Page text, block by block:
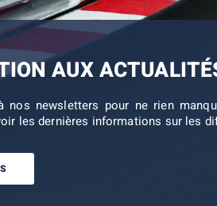
AUX
nos newsletters pour ne rien
les dernières informations sur les